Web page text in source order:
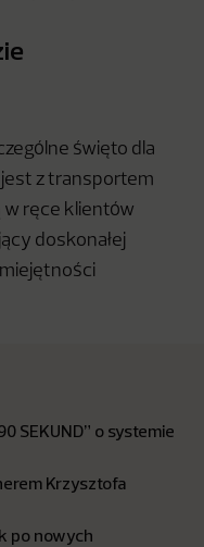
święto dla
jest z transportem
w ręce klientów
doskonałej
SEKUND” o systemie
Krzysztofa
po nowych